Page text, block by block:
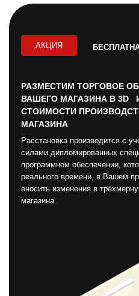
АКЦИЯ
РАЗМЕСТИМ ТОРГОВОЕ
ВАШЕГО МАГАЗИНА В 3D
СТОИМОСТИ
МАГАЗИНА
Расстановка производится с
силами дипломированных
программном обеспечении,
реального времени, в Вашем
вносить изменения в
магазина